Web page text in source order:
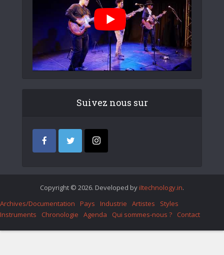
Suivez nous sur
Copyright © 2026. Developed by iItechnology.in.
Archives/Documentation
Pays Industrie Artistes
Styles
Instruments
Chronologie Agenda Qui sommes-nous ? Contact